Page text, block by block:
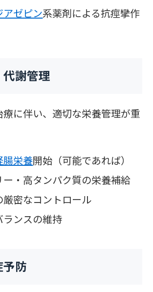
アゼピン系薬剤による抗痙攣作
謝管理
に伴い、適切な栄養管理が重
腸栄養開始（可能であれば）
ー・高タンパク質の栄養補給
厳密なコントロール
ランスの維持
予防